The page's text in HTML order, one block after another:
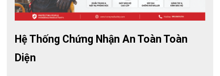
Hệ Thống Chứng Nhận An Toàn Toàn
Diện